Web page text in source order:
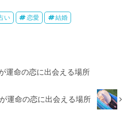
い 恋愛 結婚
運命の恋に出会える場所
運命の恋に出会える場所